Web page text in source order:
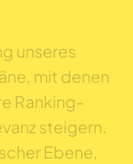
unseres
mit denen
Ranking-
steigern.
Ebene,